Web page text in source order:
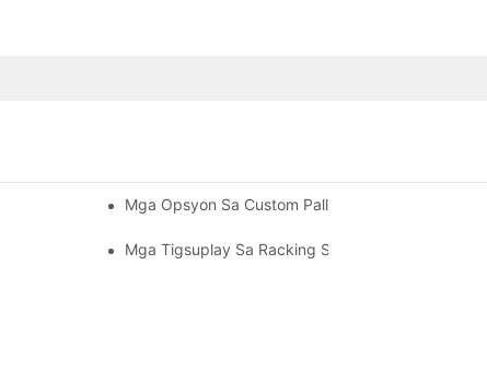
Sa Epektibong Pagdumala Sa Bodega
Mga Opsyon Sa Custom Pallet Rack:
Racking Para Sa Matag Industriya
Mga Tigsuplay Sa Racking Sa Bodega: Unsay